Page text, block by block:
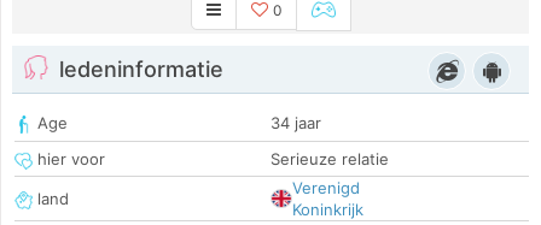
0
ledeninformatie
Age
34 jaar
hier voor
Serieuze relatie
land
Verenigd
Koninkrijk